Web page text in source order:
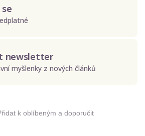
newsletter
myšlenky z nových článků
Odeslat
k oblíbeným a doporučit